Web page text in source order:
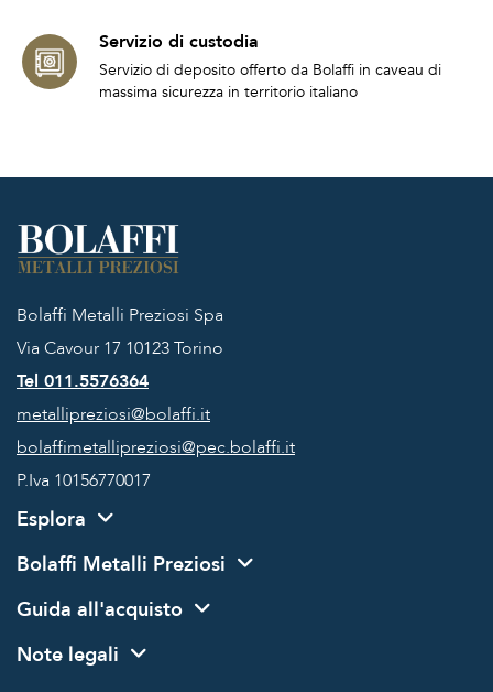
Servizio di custodia
Servizio di deposito offerto da Bolaffi in caveau di
massima sicurezza in territorio italiano
Bolaffi Metalli Preziosi Spa
Via Cavour 17 10123 Torino
Tel 011.5576364
metallipreziosi@bolaffi.it
bolaffimetallipreziosi@pec.bolaffi.it
P.Iva 10156770017
Esplora
Bolaffi Metalli Preziosi
Guida all'acquisto
Note legali